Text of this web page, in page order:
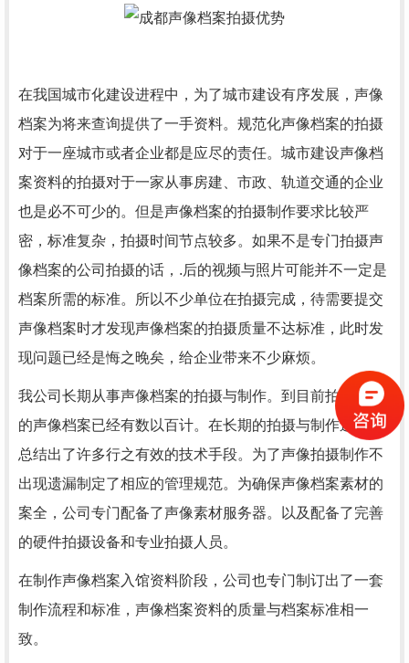
在我国城市化建设进程中，为了城市建设有序发展，声像
档案为将来查询提供了一手资料。规范化声像档案的拍摄
对于一座城市或者企业都是应尽的责任。城市建设声像档
案资料的拍摄对于一家从事房建、市政、轨道交通的企业
也是必不可少的。但是声像档案的拍摄制作要求比较严
密，标准复杂，拍摄时间节点较多。如果不是专门拍摄声
像档案的公司拍摄的话，.后的视频与照片可能并不一定是
档案所需的标准。所以不少单位在拍摄完成，待需要提交
声像档案时才发现声像档案的拍摄质量不达标准，此时发
现问题已经是悔之晚矣，给企业带来不少麻烦。
我公司长期从事声像档案的拍摄与制作。到目前拍摄制作
的声像档案已经有数以百计。在长期的拍摄与制作过程中
总结出了许多行之有效的技术手段。为了声像拍摄制作不
出现遗漏制定了相应的管理规范。为确保声像档案素材的
案全，公司专门配备了声像素材服务器。以及配备了完善
的硬件拍摄设备和专业拍摄人员。
在制作声像档案入馆资料阶段，公司也专门制订出了一套
制作流程和标准，声像档案资料的质量与档案标准相一
致。